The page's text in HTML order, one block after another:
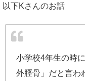
以下Kさんのお話
小学校4年生の時
外脛骨」だと言わ